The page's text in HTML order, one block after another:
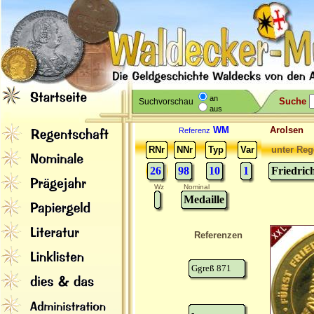
Suchvorschau
an
aus
Suche
Referenz WM
RNr
NNr Typ Var
26 98 10 1
unter
Wz Nominal
Medaille
Referenzen
Ggreß 871